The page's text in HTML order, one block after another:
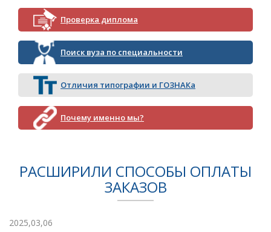
Проверка диплома
Поиск вуза по специальности
Отличия типографии и ГОЗНАКа
Почему именно мы?
РАСШИРИЛИ СПОСОБЫ ОПЛАТЫ
ЗАКАЗОВ
2025,03,06